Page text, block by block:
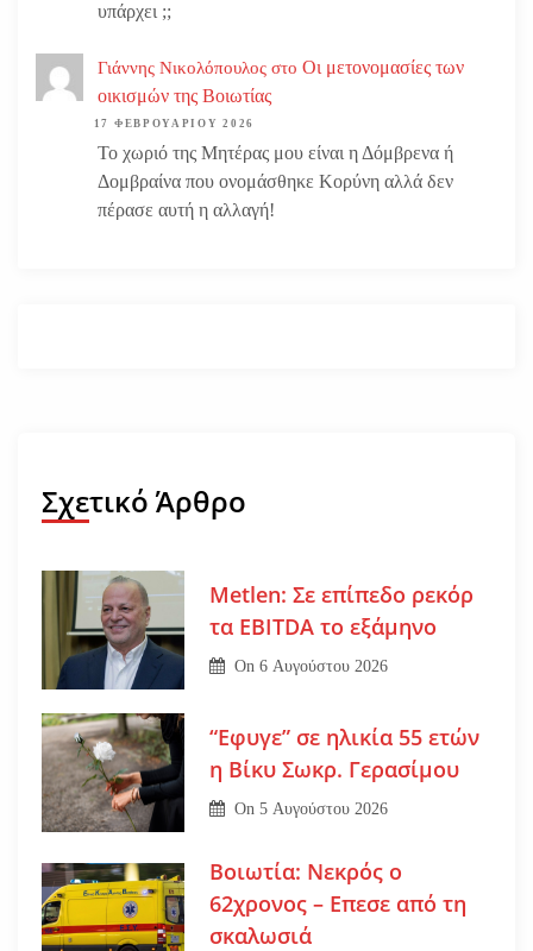
υπάρχει ;;
Γιάννης Νικολόπουλος στο Οι μετονομασίες των
οικισμών της Βοιωτίας
17 ΦΕΒΡΟΥΑΡΊΟΥ 2026
Το χωριό της Μητέρας μου είναι η Δόμβρενα ή
Δομβραίνα που ονομάσθηκε Κορύνη αλλά δεν
πέρασε αυτή η αλλαγή!
Σχετικό Άρθρο
Metlen: Σε επίπεδο ρεκόρ
τα EBITDA το εξάμηνο
On6 Αυγούστου 2026
“Εφυγε” σε ηλικία 55 ετών
η Βίκυ Σωκρ. Γερασίμου
On5 Αυγούστου 2026
Βοιωτία: Νεκρός ο
62χρονος – Επεσε από τη
σκαλωσιά